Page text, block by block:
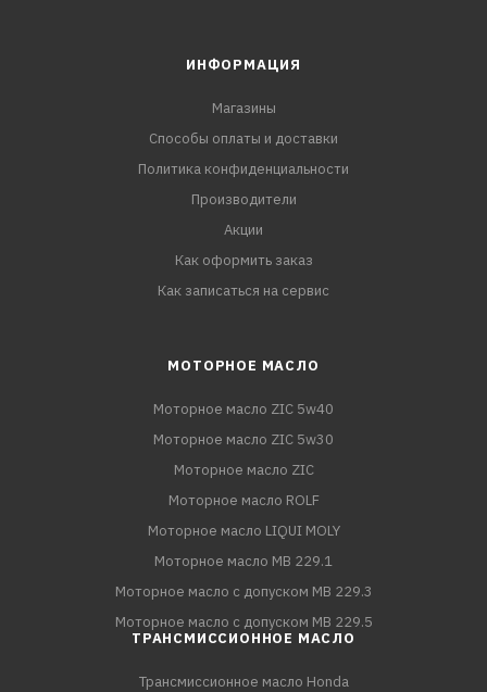
ИНФОРМАЦИЯ
Магазины
Способы оплаты и доставки
Политика конфиденциальности
Производители
Акции
Как оформить заказ
Как записаться на сервис
МОТОРНОЕ МАСЛО
Моторное масло ZIC 5w40
Моторное масло ZIC 5w30
Моторное масло ZIC
Моторное масло ROLF
Моторное масло LIQUI MOLY
Моторное масло MB 229.1
Моторное масло с допуском MB 229.3
Моторное масло с допуском MB 229.5
ТРАНСМИССИОННОЕ МАСЛО
Трансмиссионное масло Honda